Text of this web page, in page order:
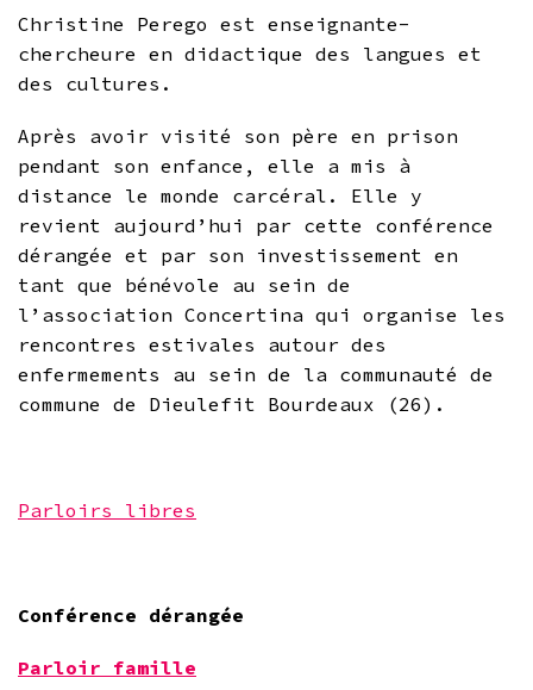
Christine Perego est enseignante-
chercheure en didactique des langues et
des cultures.
Après avoir visité son père en prison
pendant son enfance, elle a mis à
distance le monde carcéral. Elle y
revient aujourd’hui par cette conférence
dérangée et par son investissement en
tant que bénévole au sein de
l’association Concertina qui organise les
rencontres estivales autour des
enfermements au sein de la communauté de
commune de Dieulefit Bourdeaux (26).
Parloirs libres
Conférence dérangée
Parloir famille